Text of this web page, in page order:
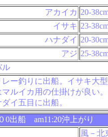
アカイカ 20-
イサキ 23-
ハナダイ 20-
アジ 25-
ル
ー釣りに出船。イサキ大
ルイカ用の仕掛けが良い
イ五目に出船。
0出船 am11:20沖上がり
風－北